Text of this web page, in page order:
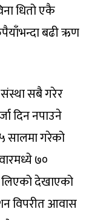
धितो एकै
बढी ऋण
संस्था सबै गरेर
दिन नपाउने
सालमा गरेको
७०
देखाएको
विपरीत आवास